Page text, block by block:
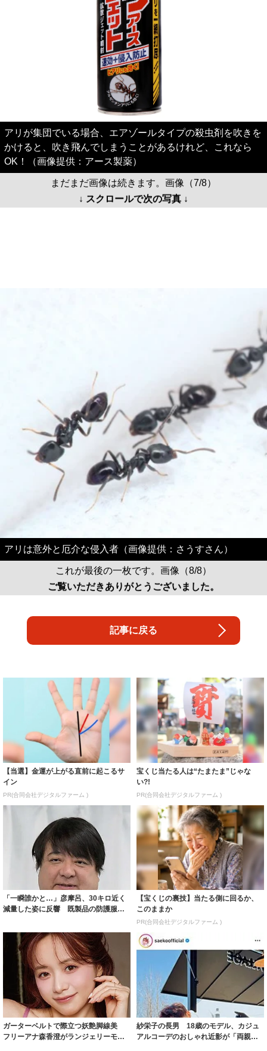
アリが集団でいる場合、エアゾールタイプの殺虫剤を吹きを
かけると、吹き飛んでしまうことがあるけれど、これなら
OK！（画像提供：アース製薬）
まだまだ画像は続きます。画像（7/8）
↓ スクロールで次の写真 ↓
アリは意外と厄介な侵入者（画像提供：さうすさん）
これが最後の一枚です。画像（8/8）
ご覧いただきありがとうございました。
記事に戻る
【当選】金運が上がる直前に起こるサ
イン
PR(合同会社デジタルファーム )
宝くじ当たる人は“たまたま”じゃな
い?!
PR(合同会社デジタルファーム )
「一瞬誰かと…」彦摩呂、30キロ近く
減量した姿に反響 既製品の防護服が
【宝くじの裏技】当たる側に回るか、
このままか
PR(合同会社デジタルファーム )
ガーターベルトで際立つ妖艶脚線美
フリーアナ森香澄がランジェリーモデ
紗栄子の長男 18歳のモデル、カジュ
アルコーデのおしゃれ近影が「両親の